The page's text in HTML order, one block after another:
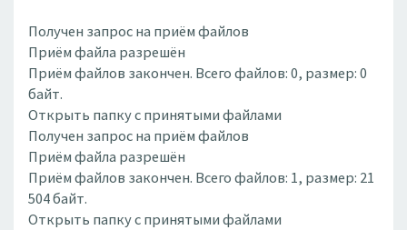
Получен запрос на приём файлов
Приём файла разрешён
Приём файлов закончен. Всего файлов: 0, размер: 0
байт.
Открыть папку с принятыми файлами
Получен запрос на приём файлов
Приём файла разрешён
Приём файлов закончен. Всего файлов: 1, размер: 21
504 байт.
Открыть папку с принятыми файлами